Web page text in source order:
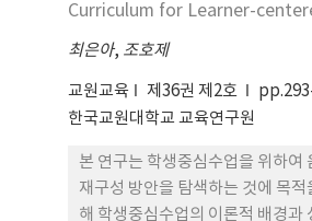
Curriculum for Learner-
최은아, 조호제
교원교육 제36권 제2호
한국교원대학교 교육연구원
본 연구는 학생중심수업을 위하여
재구성 방안을 탐색하는 것에 목적
해 학생중심수업의 이론적 배경과